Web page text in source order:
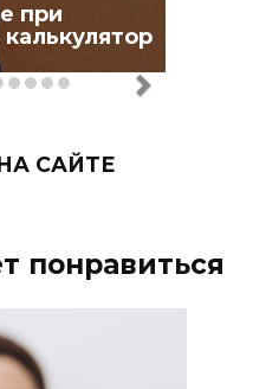
при
САЙТЕ
понравиться